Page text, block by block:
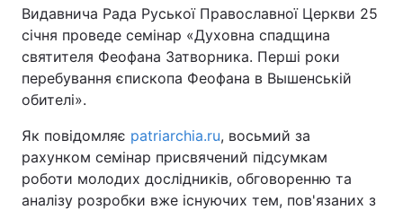
Видавнича Рада Руської Православної Церкви 25
січня проведе семінар «Духовна спадщина
святителя Феофана Затворника. Перші роки
перебування єпископа Феофана в Вышенській
обителі».
Як повідомляє patriarchia.ru, восьмий за
рахунком семінар присвячений підсумкам
роботи молодих дослідників, обговоренню та
аналізу розробки вже існуючих тем, пов'язаних з